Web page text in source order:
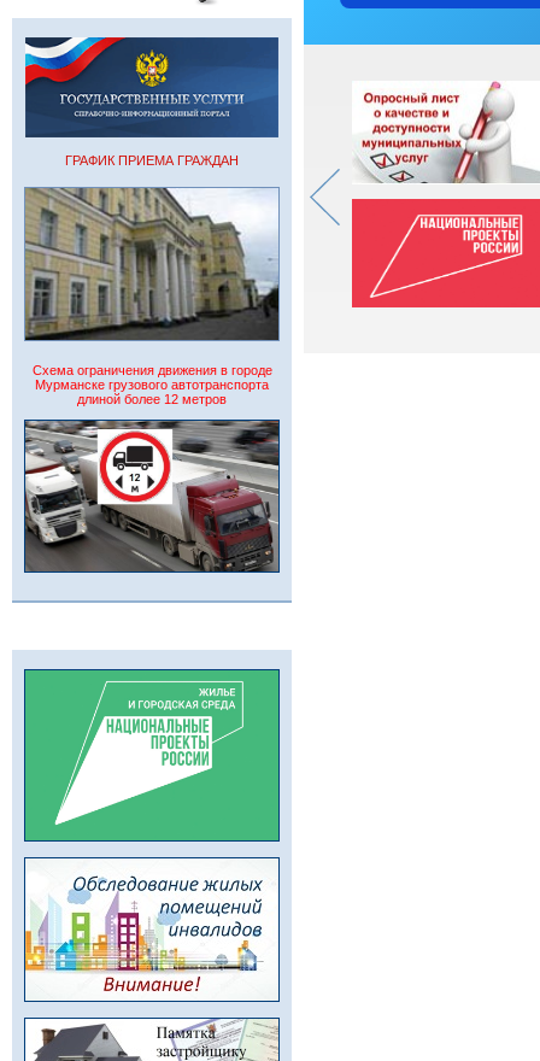
ГРАФИК ПРИЕМА ГРАЖДАН
Схема ограничения движения в городе
Мурманске грузового автотранспорта
длиной более 12 метров